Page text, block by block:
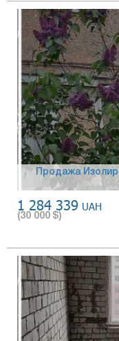
Продажа
1 284 339 UAH
(30 000 $)